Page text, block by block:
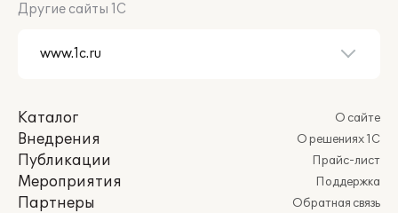
Другие сайты 1С
Каталог
Внедрения
Публикации
Мероприятия
Партнеры
О сайте
О решениях 1С
Прайс-лист
Поддержка
Обратная связь